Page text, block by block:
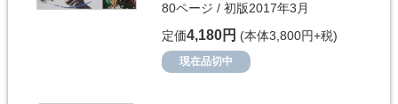
80ページ / 初版2017年3月
定価4,180円 (本体3,800円+税)
現在品切中